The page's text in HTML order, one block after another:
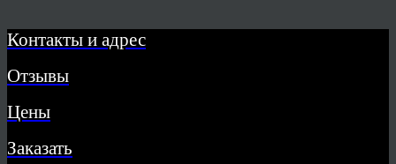
Контакты и адрес
Отзывы
Цены
Заказать